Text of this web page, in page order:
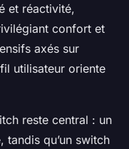
et réactivité,
confort et
axés sur
utilisateur oriente
reste central : un
qu’un switch